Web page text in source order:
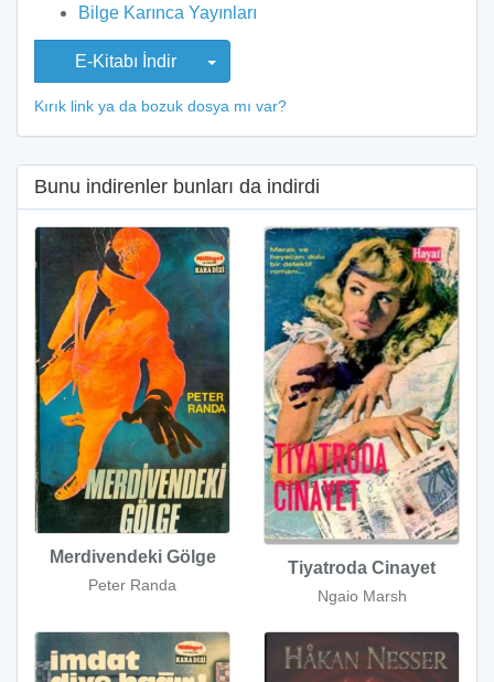
Bilge Karınca Yayınları
E-Kitabı İndir
Kırık link ya da bozuk dosya mı var?
Bunu indirenler bunları da indirdi
Merdivendeki Gölge
Peter Randa
Tiyatroda Cinayet
Ngaio Marsh